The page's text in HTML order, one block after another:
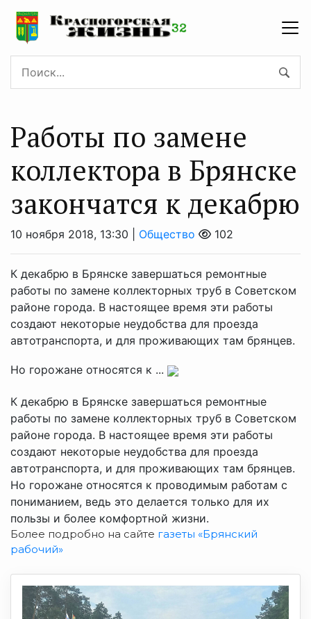
Работы по замене
коллектора в Брянске
закончатся к декабрю
10 ноября 2018, 13:30 | Общество 102
К декабрю в Брянске завершаться ремонтные
работы по замене коллекторных труб в Советском
районе города. В настоящее время эти работы
создают некоторые неудобства для проезда
автотранспорта, и для проживающих там брянцев.
Но горожане относятся к ...
К декабрю в Брянске завершаться ремонтные
работы по замене коллекторных труб в Советском
районе города. В настоящее время эти работы
создают некоторые неудобства для проезда
автотранспорта, и для проживающих там брянцев.
Но горожане относятся к проводимым работам с
пониманием, ведь это делается только для их
пользы и более комфортной жизни.
Более подробно на сайте газеты «Брянский
рабочий»